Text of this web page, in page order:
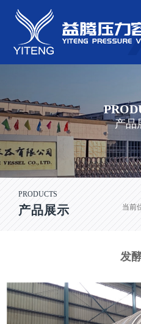
产品
PRODUCTS
产品展示 当前
发